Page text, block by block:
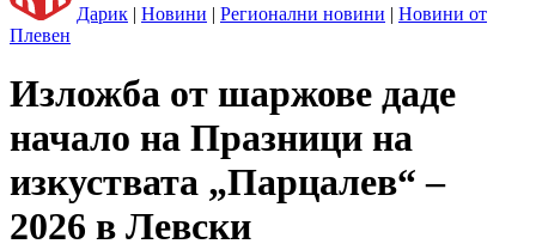
Дарик | Новини | Регионални новини | Новини от
Плевен
Изложба от шаржове даде
начало на Празници на
изкуствата „Парцалев“ –
2026 в Левски